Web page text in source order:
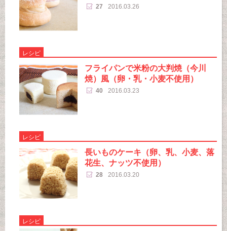
27 2016.03.26
レシピ
フライパンで米粉の大判焼（今川
焼）風（卵・乳・小麦不使用）
40 2016.03.23
レシピ
長いものケーキ（卵、乳、小麦、落
花生、ナッツ不使用）
28 2016.03.20
レシピ